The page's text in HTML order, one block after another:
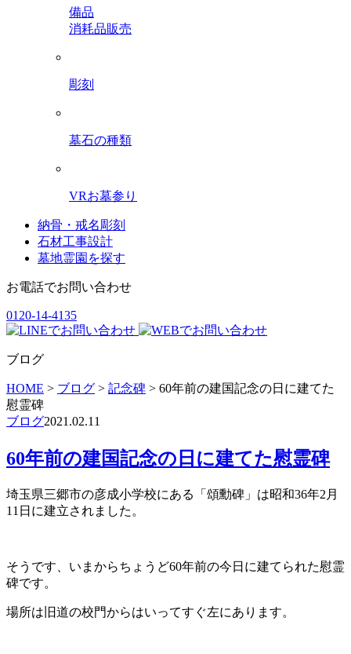
備品
消耗品販売
彫刻
墓石の種類
VRお墓参り
納骨・戒名彫刻
石材工事設計
墓地霊園を探す
お電話でお問い合わせ
0120-14-4135
ブログ
HOME > ブログ > 記念碑 > 60年前の建国記念の日に建てた
慰霊碑
ブログ2021.02.11
60年前の建国記念の日に建てた慰霊碑
埼玉県三郷市の彦成小学校にある「頌勳碑」は昭和36年2月
11日に建立されました。
そうです、いまからちょうど60年前の今日に建てられた慰霊
碑です。
場所は旧道の校門からはいってすぐ左にあります。